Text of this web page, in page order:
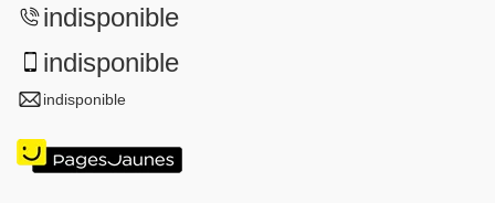
indisponible
indisponible
indisponible